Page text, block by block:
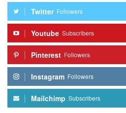
Twitter Followers
Youtube Subscribers
Pinterest Followers
Instagram Followers
Mailchimp Subscribers